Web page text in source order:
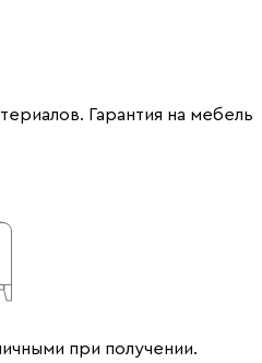
Гарантия на мебель
при получении.